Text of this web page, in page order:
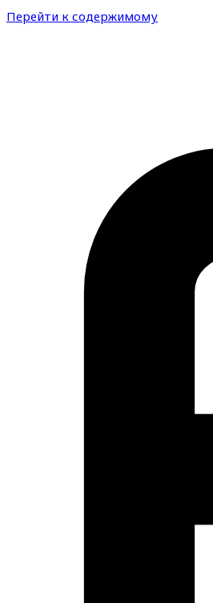
Перейти к содержимому